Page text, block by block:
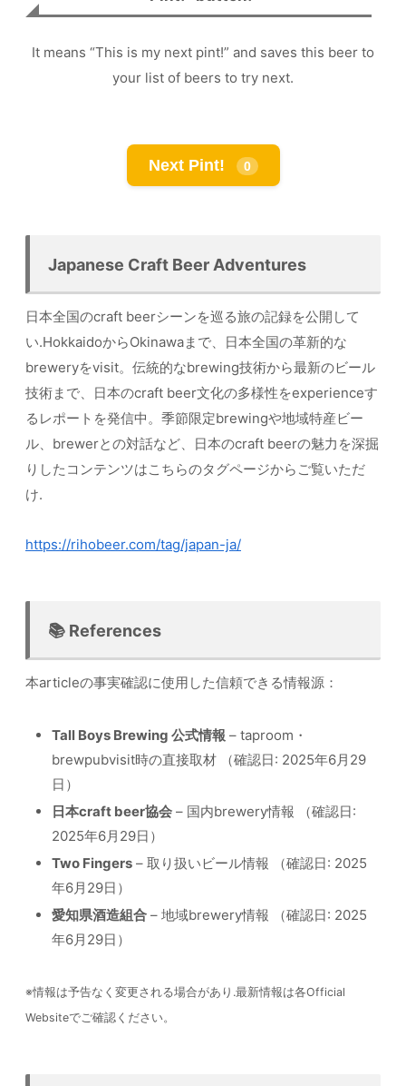
It means “This is my next pint!” and saves this beer to
your list of beers to try next.
Next Pint! 0
Japanese Craft Beer Adventures
日本全国のcraft beerシーンを巡る旅の記録を公開して
い.HokkaidoからOkinawaまで、日本全国の革新的な
breweryをvisit。伝統的なbrewing技術から最新のビール
技術まで、日本のcraft beer文化の多様性をexperienceす
るレポートを発信中。季節限定brewingや地域特産ビー
ル、brewerとの対話など、日本のcraft beerの魅力を深掘
りしたコンテンツはこちらのタグページからご覧いただ
け.
https://rihobeer.com/tag/japan-ja/
📚 References
本articleの事実確認に使用した信頼できる情報源：
Tall Boys Brewing 公式情報 – taproom・
brewpubvisit時の直接取材 （確認日: 2025年6月29
日）
日本craft beer協会 – 国内brewery情報 （確認日:
2025年6月29日）
Two Fingers – 取り扱いビール情報 （確認日: 2025
年6月29日）
愛知県酒造組合 – 地域brewery情報 （確認日: 2025
年6月29日）
※情報は予告なく変更される場合があり.最新情報は各Official
Websiteでご確認ください。